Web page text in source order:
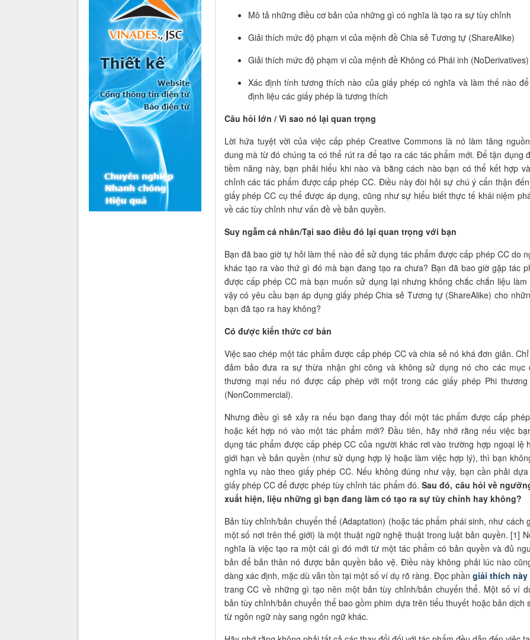
Mô tả những điều cơ bản của những gì có nghĩa là tạo ra sự tùy chỉnh
Giải thích mức độ phạm vi của mệnh đề Chia sẻ Tương tự (ShareAlike)
Giải thích mức độ phạm vi của mệnh đề Không có Phái inh (NoDerivatives)
Xác định tính tương thích nào của giấy phép có nghĩa và làm thế nào
định liệu các giấy phép là tương thích
Câu hỏi lớn / Vì sao nó lại quan trọng
Lời hứa tuyệt vời của việc cấp phép Creative Commons là nó làm tăng
dung mà từ đó chúng ta có thể rút ra để tạo ra các tác phẩm mới. Để tận dụng
tiềm năng này, bạn phải hiểu khi nào và bằng cách nào bạn có thể kết hợp
chỉnh các tác phẩm được cấp phép CC. Điều này đòi hỏi sự chú ý cẩn thận
giấy phép CC cụ thể được áp dụng, cũng như sự hiểu biết thực tế khái niệm
về các tùy chỉnh như vấn đề về bản quyền.
Suy ngẫm cá nhân/Tại sao điều đó lại quan trọng với bạn
Bạn đã bao giờ tự hỏi làm thế nào để sử dụng tác phẩm được cấp phép CC do
khác tạo ra vào thứ gì đó mà bạn đang tạo ra chưa? Bạn đã bao giờ gặp tác
được cấp phép CC mà bạn muốn sử dụng lại nhưng không chắc chắn liệu làm
vậy có yêu cầu bạn áp dụng giấy phép Chia sẻ Tương tự (ShareAlike) cho
bạn đã tạo ra hay không?
Có được kiến thức cơ bản
Việc sao chép một tác phẩm được cấp phép CC và chia sẻ nó khá đơn giản.
đảm bảo đưa ra sự thừa nhận ghi công và không sử dụng nó cho các mục
thương mại nếu nó được cấp phép với một trong các giấy phép Phi thương
(NonCommercial).
Nhưng điều gì sẽ xảy ra nếu bạn đang thay đổi một tác phẩm được cấp
hoặc kết hợp nó vào một tác phẩm mới? Đầu tiên, hãy nhớ rằng nếu việc
dụng tác phẩm được cấp phép CC của người khác rơi vào trường hợp ngoại lệ
giới hạn về bản quyền (như sử dụng hợp lý hoặc làm việc hợp lý), thì bạn
nghĩa vụ nào theo giấy phép CC. Nếu không đúng như vậy, bạn cần phải dựa
giấy phép CC để được phép tùy chỉnh tác phẩm đó.Sau đó, câu hỏi về
xuất hiện, liệu những gì bạn đang làm có tạo ra sự tùy chỉnh hay không?
Bản tùy chỉnh/bản chuyển thể (Adaptation) (hoặc tác phẩm phái sinh, như cách
một số nơi trên thế giới) là một thuật ngữ nghệ thuật trong luật bản quyền. [1]
nghĩa là việc tạo ra một cái gì đó mới từ một tác phẩm có bản quyền và đủ
bản để bản thân nó được bản quyền bảo vệ. Điều này không phải lúc nào
dàng xác định, mặc dù vẫn tồn tại một số ví dụ rõ ràng. Đọc phầngiải thích này
trang CC về những gì tạo nên một bản tùy chỉnh/bản chuyển thể. Một số ví
bản tùy chỉnh/bản chuyển thể bao gồm phim dựa trên tiểu thuyết hoặc bản dịch
từ ngôn ngữ này sang ngôn ngữ khác.